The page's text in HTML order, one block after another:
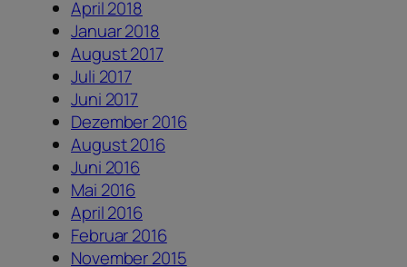
April 2018
Januar 2018
August 2017
Juli 2017
Juni 2017
Dezember 2016
August 2016
Juni 2016
Mai 2016
April 2016
Februar 2016
November 2015